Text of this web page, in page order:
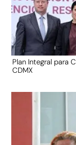
Plan Integral para
CDMX